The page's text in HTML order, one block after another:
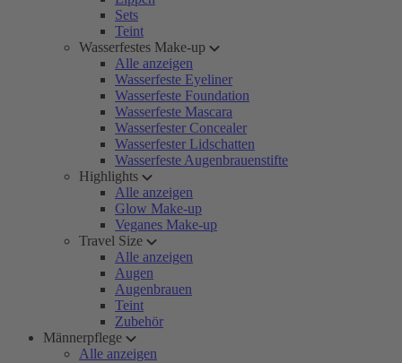
Sets
Teint
Wasserfestes Make-up
Alle anzeigen
Wasserfeste Eyeliner
Wasserfeste Foundation
Wasserfeste Mascara
Wasserfester Concealer
Wasserfester Lidschatten
Wasserfeste Augenbrauenstifte
Highlights
Alle anzeigen
Glow Make-up
Veganes Make-up
Travel Size
Alle anzeigen
Augen
Augenbrauen
Teint
Zubehör
Männerpflege
Alle anzeigen